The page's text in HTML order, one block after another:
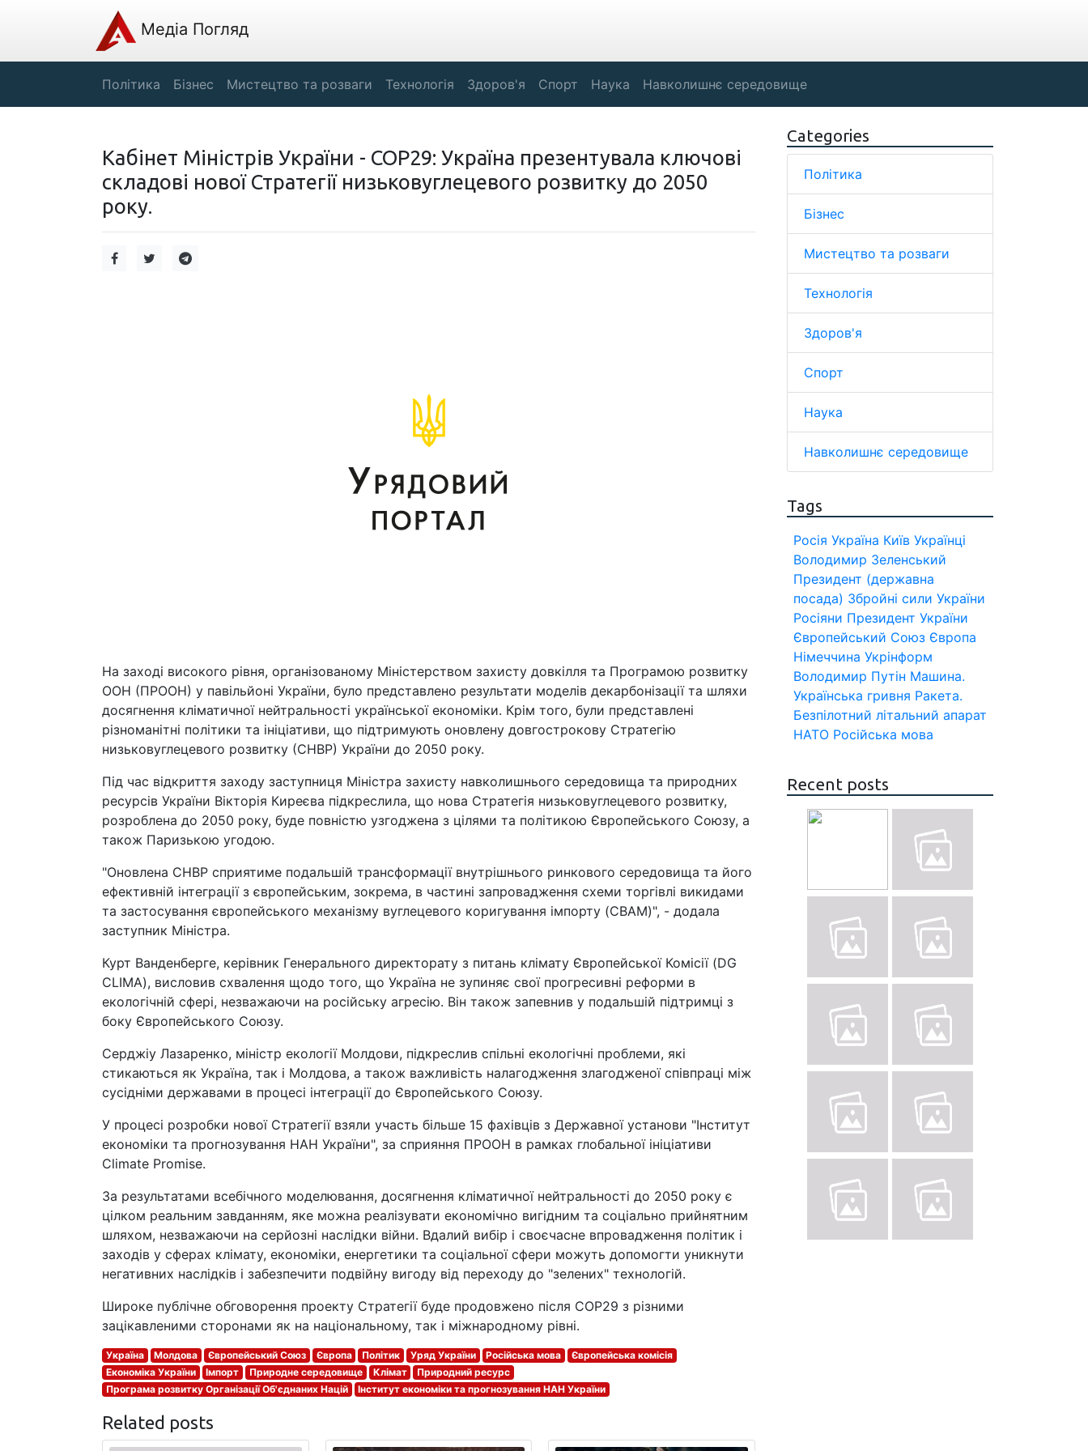
Медіа Погляд
Політика Бізнес Мистецтво та розваги Технологія Здоров'я Спорт Наука Навколишнє середовище
Кабінет Міністрів України - СОР29: Україна презентувала ключові
складові нової Стратегії низьковуглецевого розвитку до 2050
року.
На заході високого рівня, організованому Міністерством захисту довкілля та Програмою розвитку
ООН (ПРООН) у павільйоні України, було представлено результати моделів декарбонізації та шляхи
досягнення кліматичної нейтральності української економіки. Крім того, були представлені
різноманітні політики та ініціативи, що підтримують оновлену довгострокову Стратегію
низьковуглецевого розвитку (СНВР) України до 2050 року.
Під час відкриття заходу заступниця Міністра захисту навколишнього середовища та природних
ресурсів України Вікторія Киреєва підкреслила, що нова Стратегія низьковуглецевого розвитку,
розроблена до 2050 року, буде повністю узгоджена з цілями та політикою Європейського Союзу, а
також Паризькою угодою.
"Оновлена СНВР сприятиме подальшій трансформації внутрішнього ринкового середовища та його
ефективній інтеграції з європейським, зокрема, в частині запровадження схеми торгівлі викидами
та застосування європейського механізму вуглецевого коригування імпорту (CBAM)", - додала
заступник Міністра.
Курт Ванденберге, керівник Генерального директорату з питань клімату Європейської Комісії (DG
CLIMA), висловив схвалення щодо того, що Україна не зупиняє свої прогресивні реформи в
екологічній сфері, незважаючи на російську агресію. Він також запевнив у подальшій підтримці з
боку Європейського Союзу.
Серджіу Лазаренко, міністр екології Молдови, підкреслив спільні екологічні проблеми, які
стикаються як Україна, так і Молдова, а також важливість налагодження злагодженої співпраці між
сусідніми державами в процесі інтеграції до Європейського Союзу.
У процесі розробки нової Стратегії взяли участь більше 15 фахівців з Державної установи "Інститут
економіки та прогнозування НАН України", за сприяння ПРООН в рамках глобальної ініціативи
Climate Promise.
За результатами всебічного моделювання, досягнення кліматичної нейтральності до 2050 року є
цілком реальним завданням, яке можна реалізувати економічно вигідним та соціально прийнятним
шляхом, незважаючи на серйозні наслідки війни. Вдалий вибір і своєчасне впровадження політик і
заходів у сферах клімату, економіки, енергетики та соціальної сфери можуть допомогти уникнути
негативних наслідків і забезпечити подвійну вигоду від переходу до "зелених" технологій.
Широке публічне обговорення проекту Стратегії буде продовжено після СОР29 з різними
зацікавленими сторонами як на національному, так і міжнародному рівні.
Україна Молдова Європейський Союз Європа Політик Уряд України Російська мова
Європейська комісія
Економіка України
Імпорт Природне середовище Клімат
Природний ресурс
Програма розвитку Організації Об'єднаних Націй
Інститут економіки та прогнозування НАН України
Related posts
Categories
Політика
Бізнес
Мистецтво та розваги
Технологія
Здоров'я
Спорт
Наука
Навколишнє середовище
Tags
Росія Україна Київ Українці
Володимир Зеленський
Президент (державна
посада) Збройні сили України
Росіяни Президент України
Європейський Союз Європа
Німеччина Укрінформ
Володимир Путін Машина.
Українська гривня Ракета.
Безпілотний літальний апарат
НАТО Російська мова
Recent posts